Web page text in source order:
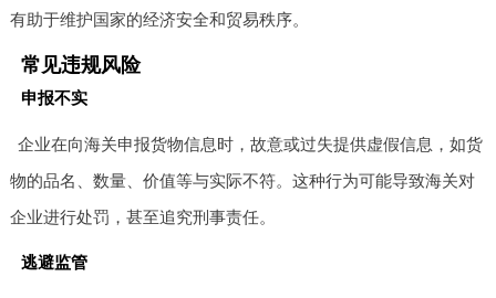
有助于维护国家的经济安全和贸易秩序。
常见违规风险
申报不实
企业在向海关申报货物信息时，故意或过失提供虚假信息，如货
物的品名、数量、价值等与实际不符。这种行为可能导致海关对
企业进行处罚，甚至追究刑事责任。
逃避监管